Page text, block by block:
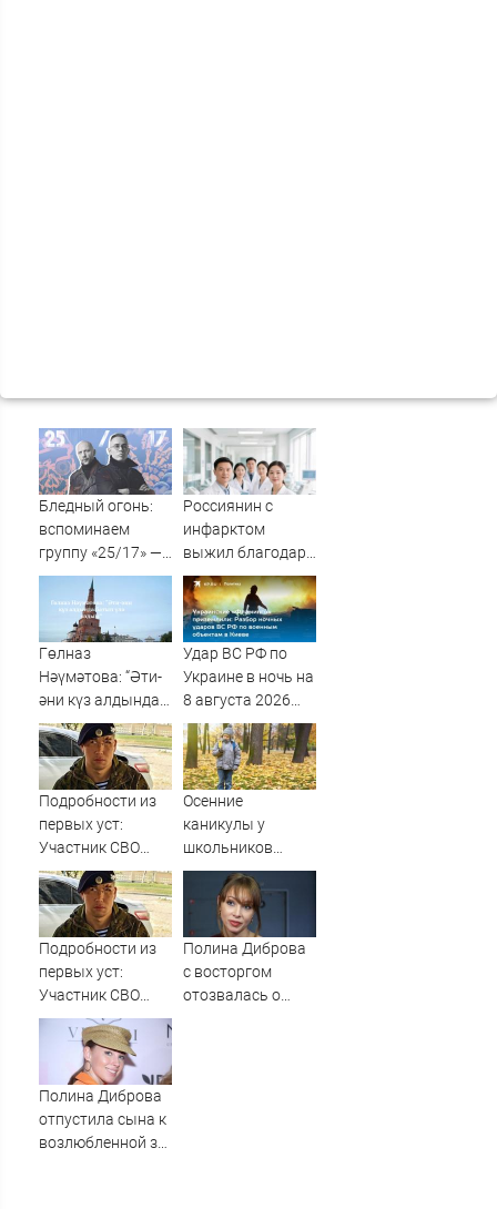
Бледный огонь:
вспоминаем
группу «25/17» —
великую и (часто)
ужасную
Россиянин с
инфарктом
выжил благодаря
приложению в
Шанхае
Гөлназ
Нәүмәтова: “Әти-
әни күз алдында
батып үлә яздым”
Удар ВС РФ по
Украине в ночь на
8 августа 2026
года: список
пораженных
целей в Киеве,
удар по Fire Point
Подробности из
первых уст:
Участник СВО
рассказал, что
спасло его в
схватке с
медведем
Осенние
каникулы у
школьников
будут длиннее
зимних
Подробности из
первых уст:
Участник СВО
рассказал, что
спасло его в
схватке с
медведем
Полина Диброва
с восторгом
отозвалась о
Полина Диброва
отпустила сына к
возлюбленной за